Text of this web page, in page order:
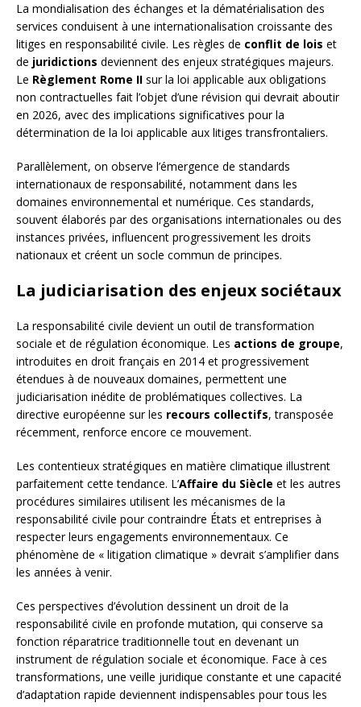
La mondialisation des échanges et la dématérialisation des
services conduisent à une internationalisation croissante des
litiges en responsabilité civile. Les règles de conflit de lois et
de juridictions deviennent des enjeux stratégiques majeurs.
Le Règlement Rome II sur la loi applicable aux obligations
non contractuelles fait l’objet d’une révision qui devrait aboutir
en 2026, avec des implications significatives pour la
détermination de la loi applicable aux litiges transfrontaliers.
Parallèlement, on observe l’émergence de standards
internationaux de responsabilité, notamment dans les
domaines environnemental et numérique. Ces standards,
souvent élaborés par des organisations internationales ou des
instances privées, influencent progressivement les droits
nationaux et créent un socle commun de principes.
La judiciarisation des enjeux sociétaux
La responsabilité civile devient un outil de transformation
sociale et de régulation économique. Les actions de groupe,
introduites en droit français en 2014 et progressivement
étendues à de nouveaux domaines, permettent une
judiciarisation inédite de problématiques collectives. La
directive européenne sur les recours collectifs, transposée
récemment, renforce encore ce mouvement.
Les contentieux stratégiques en matière climatique illustrent
parfaitement cette tendance. L’Affaire du Siècle et les autres
procédures similaires utilisent les mécanismes de la
responsabilité civile pour contraindre États et entreprises à
respecter leurs engagements environnementaux. Ce
phénomène de « litigation climatique » devrait s’amplifier dans
les années à venir.
Ces perspectives d’évolution dessinent un droit de la
responsabilité civile en profonde mutation, qui conserve sa
fonction réparatrice traditionnelle tout en devenant un
instrument de régulation sociale et économique. Face à ces
transformations, une veille juridique constante et une capacité
d’adaptation rapide deviennent indispensables pour tous les